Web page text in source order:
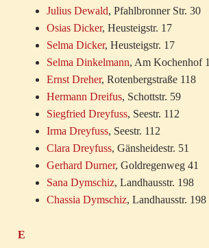
Julius Dewald, Pfahlbronner Str. 30
Osias Dicker, Heusteigstr. 17
Selma Dicker, Heusteigstr. 17
Selma Dinkelmann, Am Kochenhof 1
Ernst Dreher, Rotenbergstraße 118
Hermann Dreifus, Schottstr. 59
Siegfried Dreyfuss, Seestr. 112
Irma Dreyfuss, Seestr. 112
Clara Dreyfuss, Gänsheidestr. 51
Gerhard Durner, Goldregenweg 41
Sana Dymschiz, Landhausstr. 198
Chassia Dymschiz, Landhausstr. 198
E